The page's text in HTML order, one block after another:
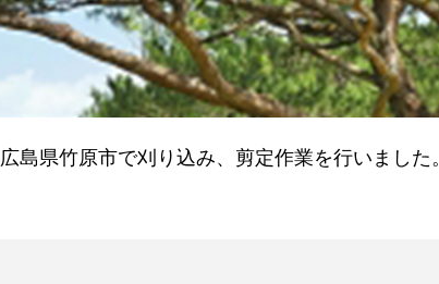
広島県竹原市で刈り込み、剪定作業を行いました。